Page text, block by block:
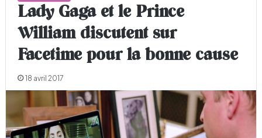
Lady Gaga et le Prince
William discutent sur
Facetime pour la bonne cause
18 avril 2017